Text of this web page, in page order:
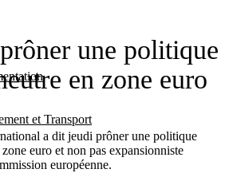
et Transport
une politique
en zone euro
a dit jeudi prôner une politique
euro et non pas expansionniste
européenne.